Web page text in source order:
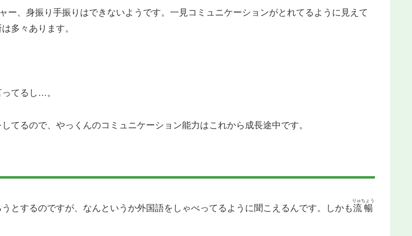
ー、身振り手振りはできないようです。一見コミュニケーションがとれてるように見えて
は多々あります。
てるし…。
てるので、やっくんのコミュニケーション能力はこれから成長途中です。
とするのですが、なんというか外国語をしゃべってるように聞こえるんです。しかも流暢
りゅちょう